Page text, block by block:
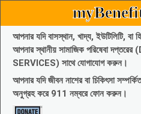
আপনার যদি বাসস্থান, খাদ্য, ইউটিলিটি, বা
আপনার স্থানীয় সামাজিক পরিষেবা
SERVICES) সাথে যোগাযোগ করুন।
আপনার যদি জীবন নাশের বা চিকিৎসা
অনুগ্রহ করে 911 নম্বরে ফোন করুন।